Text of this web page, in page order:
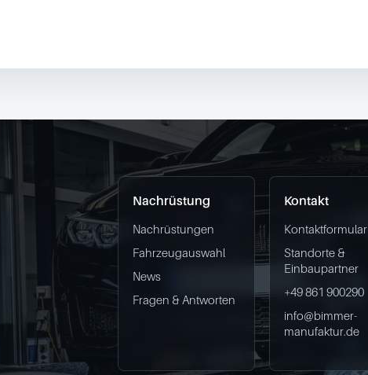
Nachrüstung
Nachrüstungen
Fahrzeugauswahl
News
Fragen & Antworten
Kontakt
Kontaktformular
Standorte &
Einbaupartner
+49 861 900290
info@bimmer-
manufaktur.de